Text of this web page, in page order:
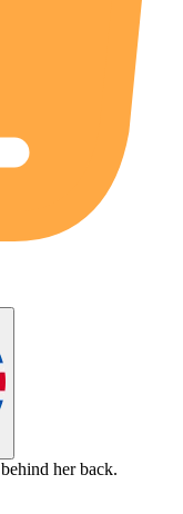
behind her back.